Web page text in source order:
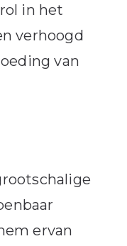
in het
verhoogd
van
ervan